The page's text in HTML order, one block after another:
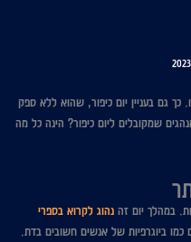
כך גם בעניין יום כיפור, שהוא ללא ספק
שמקובלים ליום כיפור? הינה כל מה
במהלך יום זה נהוג לקרוא בספרי
כמו ביוגרפיות של אנשים חשובים בדת.